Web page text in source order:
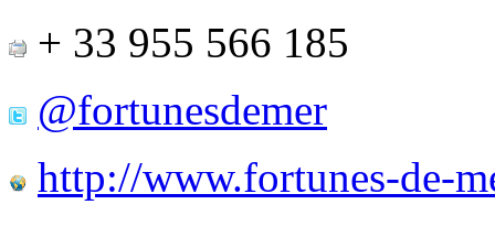
+ 33 955 566 185
@fortunesdemer
http://www.fortunes-de-